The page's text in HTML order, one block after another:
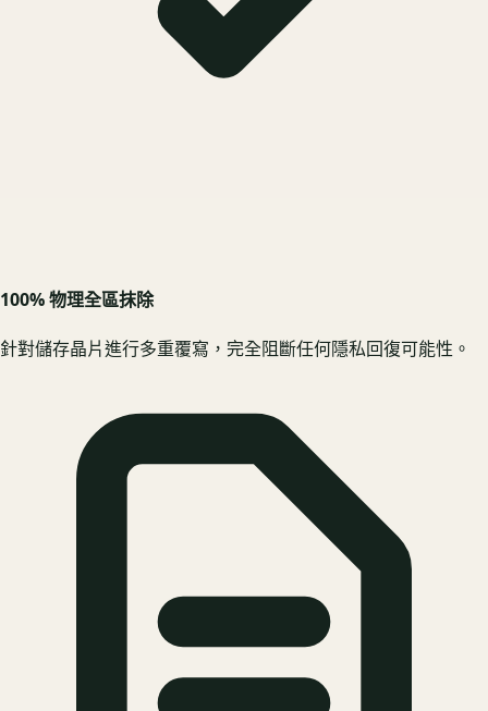
100% 物理全區抹除
針對儲存晶片進行多重覆寫，完全阻斷任何隱私回復可能性。